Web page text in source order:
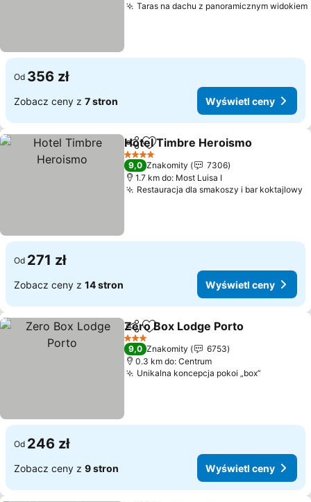
Taras na dachu z panoramicznym widokiem
Od 356 zł
Zobacz ceny z 7 stron Wyświetl ceny
Udostępnij
Dodaj do ulubionych
Hotel Timbre Heroismo
4 Kategoria
9,0 Znakomity
7306
1.7 km do: Most Luisa I
Restauracja dla smakoszy i bar koktajlowy
Od 271 zł
Zobacz ceny z 14 stron Wyświetl ceny
UdostępnijDodaj do ulubionych
Zero Box Lodge Porto
3 Kategoria
9,0 Znakomity
6753
0.3 km do: Centrum
Unikalna koncepcja pokoi „box”
Od 246 zł
Zobacz ceny z 9 stron Wyświetl ceny